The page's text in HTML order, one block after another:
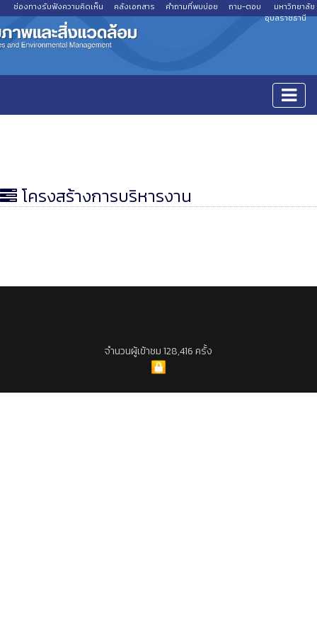
ช่องทางรับฟังความคิดเห็น คลังเอกสาร คำถามที่พบบ่อย ถาม-ตอบ
มหาวิทยาลัย
อุบลราชธานี
โครงสร้างการบริหารงาน
จำนวนผู้เข้าชม 128,416 ครั้ง